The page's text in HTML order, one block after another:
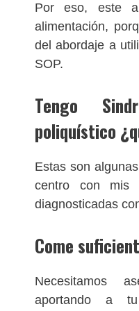
Por eso, este
alimentación,
del abordaje a
SOP.
Tengo
poliquístico
Estas son
centro con mis
diagnosticadas
Come
Necesitamos
aportando a